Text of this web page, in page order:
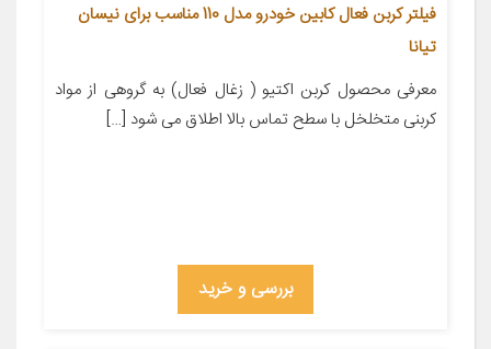
فیلتر کربن فعال کابین خودرو مدل 110 مناسب برای نیسان
تیانا
معرفی محصول کربن اکتیو ( زغال فعال) به گروهی از مواد
کربنی متخلخل با سطح تماس بالا اطلاق می شود […]
بررسی و خرید